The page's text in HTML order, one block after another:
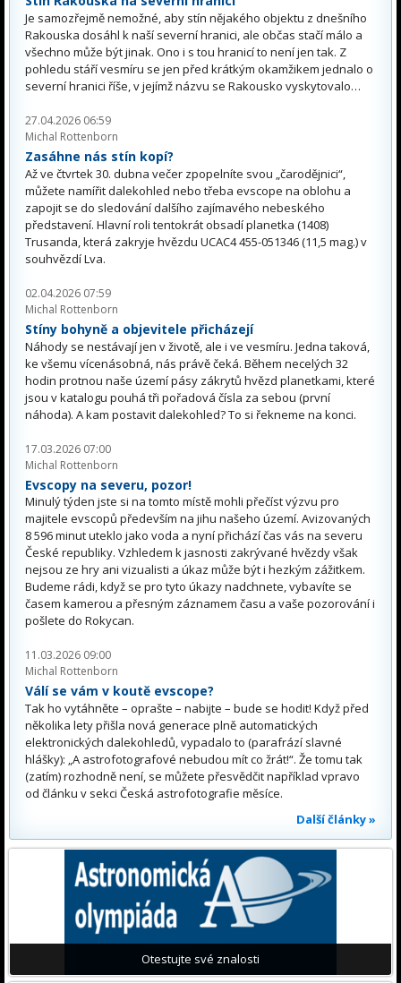
Je samozřejmě nemožné, aby stín nějakého objektu z dnešního
Rakouska dosáhl k naší severní hranici, ale občas stačí málo a
všechno může být jinak. Ono i s tou hranicí to není jen tak. Z
pohledu stáří vesmíru se jen před krátkým okamžikem jednalo o
severní hranici říše, v jejímž názvu se Rakousko vyskytovalo…
27.04.2026 06:59
Michal Rottenborn
Zasáhne nás stín kopí?
Až ve čtvrtek 30. dubna večer zpopelníte svou „čarodějnici“,
můžete namířit dalekohled nebo třeba evscope na oblohu a
zapojit se do sledování dalšího zajímavého nebeského
představení. Hlavní roli tentokrát obsadí planetka (1408)
Trusanda, která zakryje hvězdu UCAC4 455-051346 (11,5 mag.) v
souhvězdí Lva.
02.04.2026 07:59
Michal Rottenborn
Stíny bohyně a objevitele přicházejí
Náhody se nestávají jen v životě, ale i ve vesmíru. Jedna taková,
ke všemu vícenásobná, nás právě čeká. Během necelých 32
hodin protnou naše území pásy zákrytů hvězd planetkami, které
jsou v katalogu pouhá tři pořadová čísla za sebou (první
náhoda). A kam postavit dalekohled? To si řekneme na konci.
17.03.2026 07:00
Michal Rottenborn
Evscopy na severu, pozor!
Minulý týden jste si na tomto místě mohli přečíst výzvu pro
majitele evscopů především na jihu našeho území. Avizovaných
8 596 minut uteklo jako voda a nyní přichází čas vás na severu
České republiky. Vzhledem k jasnosti zakrývané hvězdy však
nejsou ze hry ani vizualisti a úkaz může být i hezkým zážitkem.
Budeme rádi, když se pro tyto úkazy nadchnete, vybavíte se
časem kamerou a přesným záznamem času a vaše pozorování i
pošlete do Rokycan.
11.03.2026 09:00
Michal Rottenborn
Válí se vám v koutě evscope?
Tak ho vytáhněte – oprašte – nabijte – bude se hodit! Když před
několika lety přišla nová generace plně automatických
elektronických dalekohledů, vypadalo to (parafrází slavné
hlášky): „A astrofotografové nebudou mít co žrát!“. Že tomu tak
(zatím) rozhodně není, se můžete přesvědčit například vpravo
od článku v sekci Česká astrofotografie měsíce.
Další články »
Otestujte své znalosti